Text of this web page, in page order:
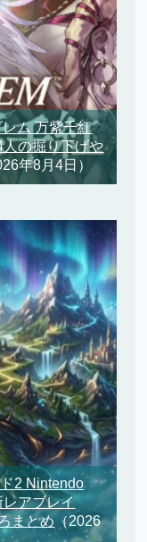
ム 万紫千紅
の掘り下げや
年8月4日）
2 Nintendo
アブレイ
まとめ（2026